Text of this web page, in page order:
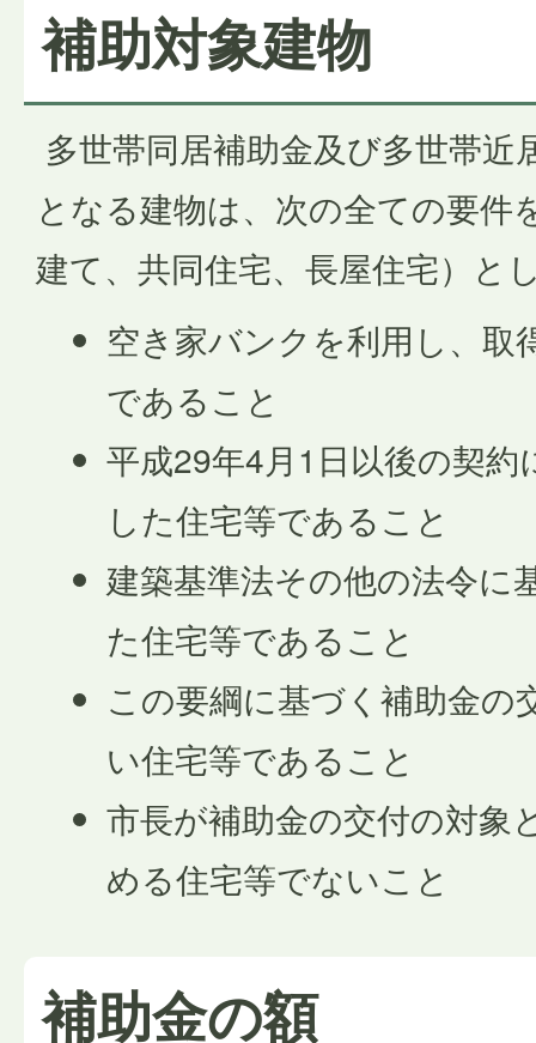
補助対象建物
多世帯同居補助金及び多世帯近
となる建物は、次の全ての要件
建て、共同住宅、長屋住宅）と
空き家バンクを利用し、取
であること
平成29年4月1日以後の契
した住宅等であること
建築基準法その他の法令に
た住宅等であること
この要綱に基づく補助金の
い住宅等であること
市長が補助金の交付の対象
める住宅等でないこと
補助金の額